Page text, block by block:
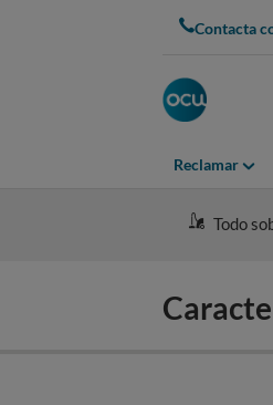
Contacta
Reclamar
Todo